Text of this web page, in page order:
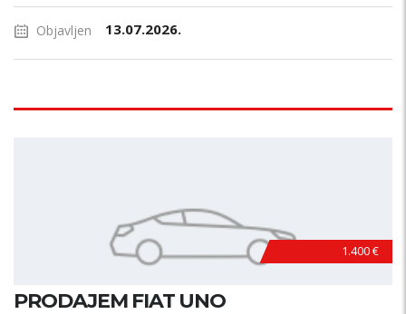
Objavljen 13.07.2026.
1.400 €
PRODAJEM FIAT UNO